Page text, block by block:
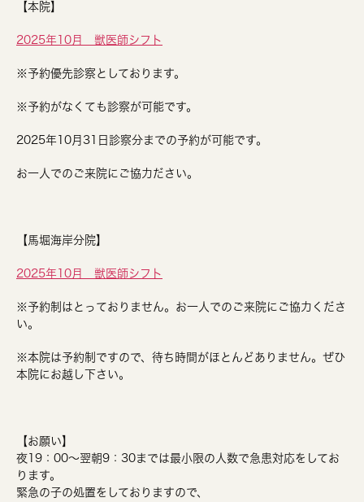
【本院】
2025年10月 獣医師シフト
※予約優先診察としております。
※予約がなくても診察が可能です。
2025年10月31日診察分までの予約が可能です。
お一人でのご来院にご協力ださい。
【馬堀海岸分院】
2025年10月 獣医師シフト
※予約制はとっておりません。お一人でのご来院にご協力くださ
い。
※本院は予約制ですので、待ち時間がほとんどありません。ぜひ
本院にお越し下さい。
【お願い】
夜19：00～翌朝9：30までは最小限の人数で急患対応をしてお
ります。
緊急の子の処置をしておりますので、